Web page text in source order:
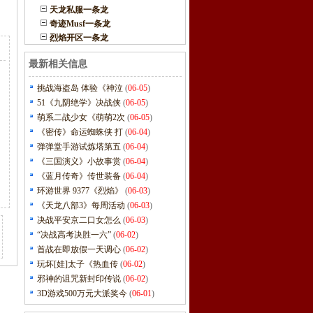
天龙私服一条龙
奇迹Musf一条龙
烈焰开区一条龙
最新相关信息
挑战海盗岛 体验《神泣 (06-05)
51《九阴绝学》决战侠 (06-05)
萌系二战少女《萌萌2次 (06-05)
《密传》命运蜘蛛侠 打 (06-04)
弹弹堂手游试炼塔第五 (06-04)
《三国演义》小故事赏 (06-04)
《蓝月传奇》传世装备 (06-04)
环游世界 9377《烈焰》
(06-03)
《天龙八部3》每周活动 (06-03)
决战平安京二口女怎么 (06-03)
“决战高考决胜一六” (06-02)
首战在即放假一天调心 (06-02)
玩坏[娃]太子《热血传 (06-02)
邪神的诅咒新封印传说 (06-02)
3D游戏500万元大派奖今 (06-01)